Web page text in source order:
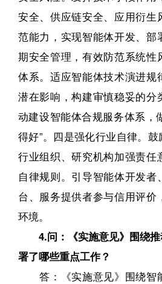
安全、供应链安全、应用衍生
范能力，实现智能体开发、部
期安全管理，有效防范系统性
体系。适应智能体技术演进规
潜在影响，构建审慎稳妥的分
动建设智能体合规服务体系，
得好”。四是强化行业自律。鼓
行业组织、研究机构加强责任
自律规则。引导智能体开发者
台、服务提供者参与信用评价
环境。
4.问：《实施意见》围绕
署了哪些重点工作？
答：《实施意见》围绕智